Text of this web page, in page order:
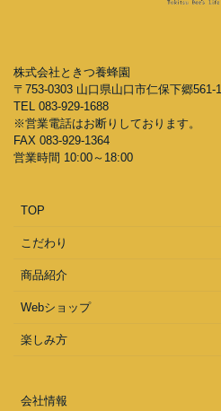
株式会社ときつ養蜂園
〒753-0303 山口県山口市仁保下郷561-1
TEL 083-929-1688
※営業電話はお断りしております。
FAX 083-929-1364
営業時間 10:00～18:00
TOP
こだわり
商品紹介
Webショップ
楽しみ方
会社情報